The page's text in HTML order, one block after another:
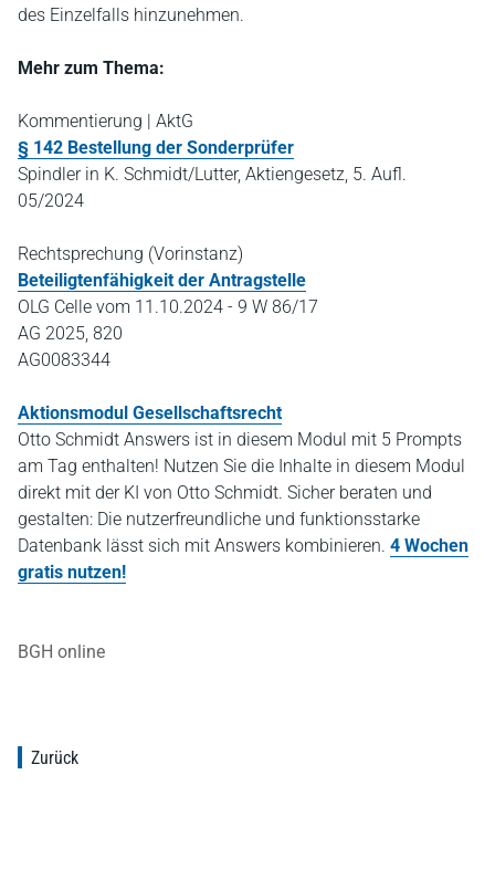
des Einzelfalls hinzunehmen.
Mehr zum Thema:
Kommentierung | AktG
§ 142 Bestellung der Sonderprüfer
Spindler in K. Schmidt/Lutter, Aktiengesetz, 5. Aufl.
05/2024
Rechtsprechung (Vorinstanz)
Beteiligtenfähigkeit der Antragstelle
OLG Celle vom 11.10.2024 - 9 W 86/17
AG 2025, 820
AG0083344
Aktionsmodul Gesellschaftsrecht
Otto Schmidt Answers ist in diesem Modul mit 5 Prompts
am Tag enthalten! Nutzen Sie die Inhalte in diesem Modul
direkt mit der KI von Otto Schmidt. Sicher beraten und
gestalten: Die nutzerfreundliche und funktionsstarke
Datenbank lässt sich mit Answers kombinieren. 4 Wochen
gratis nutzen!
BGH online
Zurück